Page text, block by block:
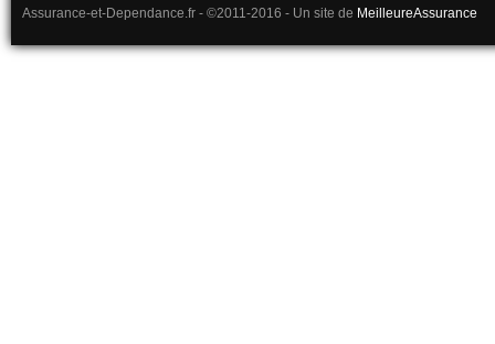
Assurance-et-Dependance.fr - ©2011-2016 - Un site de MeilleureAssurance